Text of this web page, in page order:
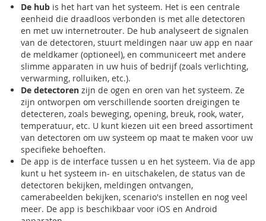
De hub is het hart van het systeem. Het is een centrale
eenheid die draadloos verbonden is met alle detectoren
en met uw internetrouter. De hub analyseert de signalen
van de detectoren, stuurt meldingen naar uw app en naar
de meldkamer (optioneel), en communiceert met andere
slimme apparaten in uw huis of bedrijf (zoals verlichting,
verwarming, rolluiken, etc.).
De detectoren zijn de ogen en oren van het systeem. Ze
zijn ontworpen om verschillende soorten dreigingen te
detecteren, zoals beweging, opening, breuk, rook, water,
temperatuur, etc. U kunt kiezen uit een breed assortiment
van detectoren om uw systeem op maat te maken voor uw
specifieke behoeften.
De app is de interface tussen u en het systeem. Via de app
kunt u het systeem in- en uitschakelen, de status van de
detectoren bekijken, meldingen ontvangen,
camerabeelden bekijken, scenario's instellen en nog veel
meer. De app is beschikbaar voor iOS en Android